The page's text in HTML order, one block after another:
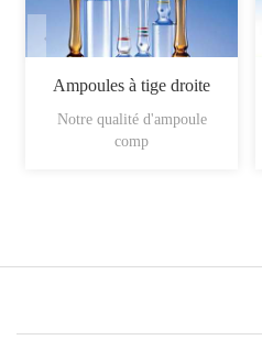
Ampoules à tige droite
Notre qualité d'ampoule
comp